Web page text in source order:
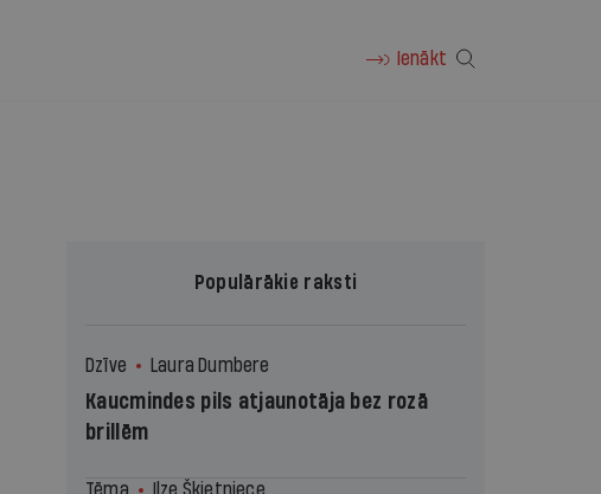
Ienākt
Populārākie raksti
Dzīve Laura Dumbere
Kaucmindes pils atjaunotāja bez rozā
brillēm
Tēma Ilze Šķietniece